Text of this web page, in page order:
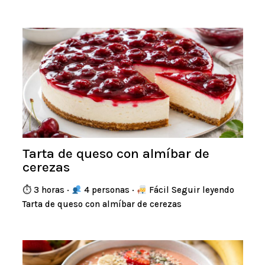
Tarta de queso con almíbar de
cerezas
⏱ 3 horas · 4 personas ·
Fácil Seguir leyendo
Tarta de queso con almíbar de cerezas